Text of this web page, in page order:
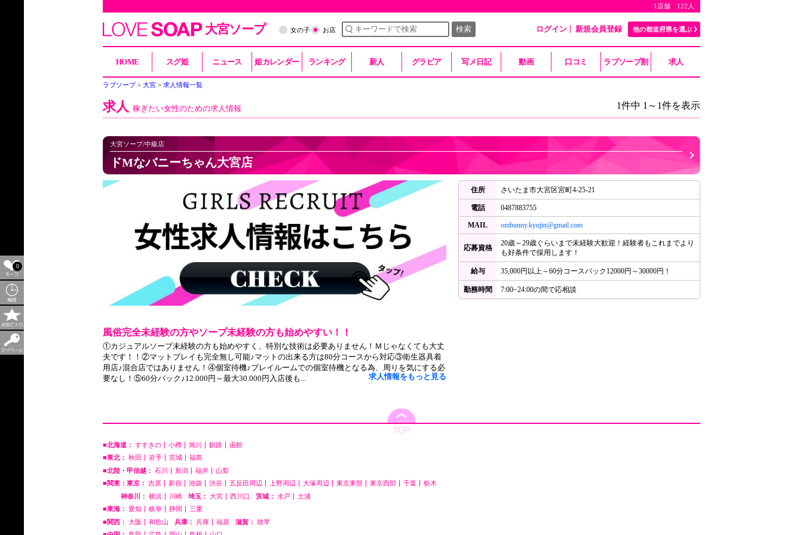
0
1店舗 122人
大宮ソープ 女の子 お店 検索 ログイン 新規会員登録 他の都道府県を選ぶ
HOME スグ姫 ニュース 姫カレンダー ランキング 新人 グラビア 写メ日記 動画 口コミ ラブソープ割 求人
ラブソープ 大宮 求人情報一覧
求人 稼ぎたい女性のための求人情報 1件中 1～1件を表示
大宮ソープ/中級店
ドMなバニーちゃん大宮店
風俗完全未経験の方やソープ未経験の方も始めやすい！！
①カジュアルソープ未経験の方も始めやすく、特別な技術は必要ありません！Ｍじゃなくても大丈
夫です！！②マットプレイも完全無し可能♪マットの出来る方は80分コースから対応③衛生器具着
用店♪混合店ではありません！④個室待機♪プレイルームでの個室待機となる為、周りを気にする必
要なし！⑤60分バック♪12.000円～最大30.000円入店後も...
求人情報をもっと見る
住所 さいたま市大宮区宮町4-25-21
電話 0487883755
MAIL ombunny.kyujin@gmail.com
応募資格
20歳～29歳ぐらいまで未経験大歓迎！経験者もこれまでより
も好条件で採用します！
給与 35,000円以上～60分コースバック12000円～30000円！
勤務時間 7:00~24:00の間で応相談
■北海道： すすきの 小樽 旭川 釧路
函館
■東北： 秋田 岩手 宮城
福島
■北陸・甲信越： 石川 新潟 福井
山梨
■関東：東京： 吉原 新宿 池袋 渋谷 五反田周辺 上野周辺 大塚周辺 東京東部 東京西部 千葉
栃木
神奈川： 横浜 川崎 埼玉： 大宮 西川口 茨城： 水戸
土浦
■東海： 愛知 岐阜 静岡
三重
■関西： 大阪 和歌山 兵庫： 兵庫 福原 滋賀： 雄琴